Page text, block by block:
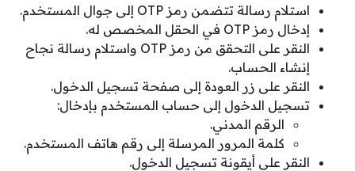
استلام رسالة تتضمن رمز OTP إلى جوال المستخدم.
إدخال رمز OTP في الحقل المخصص له.
النقر على التحقق من رمز OTP واستلام رسالة نجاح
إنشاء الحساب.
النقر على زر العودة إلى صفحة تسجيل الدخول.
تسجيل الدخول إلى حساب المستخدم بإدخال:
الرقم المدني.
كلمة المرور المرسلة إلى رقم هاتف المستخدم.
النقر على أيقونة تسجيل الدخول.